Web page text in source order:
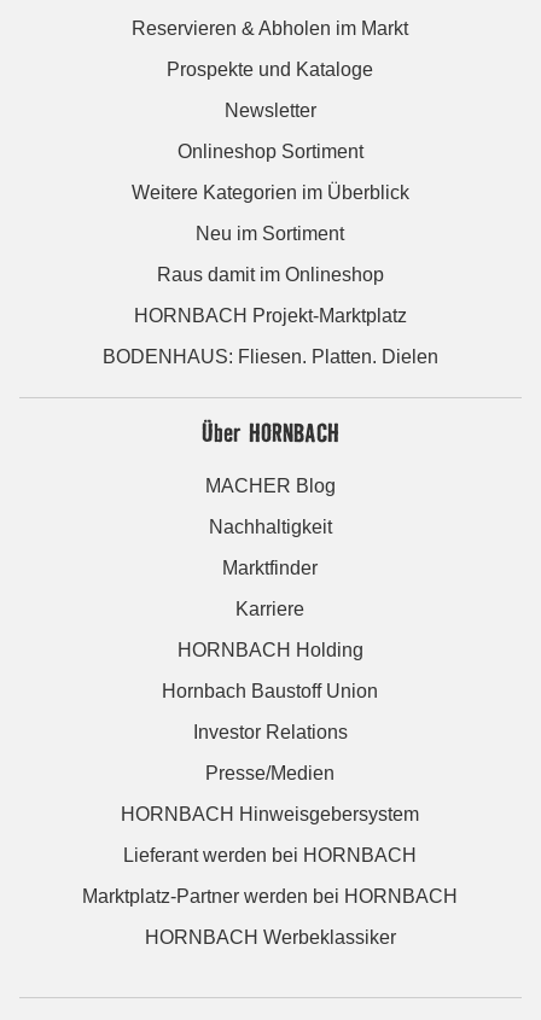
Reservieren & Abholen im Markt
Prospekte und Kataloge
Newsletter
Onlineshop Sortiment
Weitere Kategorien im Überblick
Neu im Sortiment
Raus damit im Onlineshop
HORNBACH Projekt-Marktplatz
BODENHAUS: Fliesen. Platten. Dielen
Über HORNBACH
MACHER Blog
Nachhaltigkeit
Marktfinder
Karriere
HORNBACH Holding
Hornbach Baustoff Union
Investor Relations
Presse/Medien
HORNBACH Hinweisgebersystem
Lieferant werden bei HORNBACH
Marktplatz-Partner werden bei HORNBACH
HORNBACH Werbeklassiker